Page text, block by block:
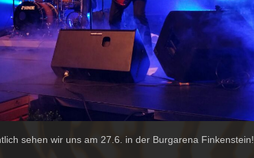
sehen wir uns am 27.6. in der Burgarena Finkenstein!